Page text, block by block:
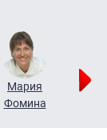
Мария
Фомина